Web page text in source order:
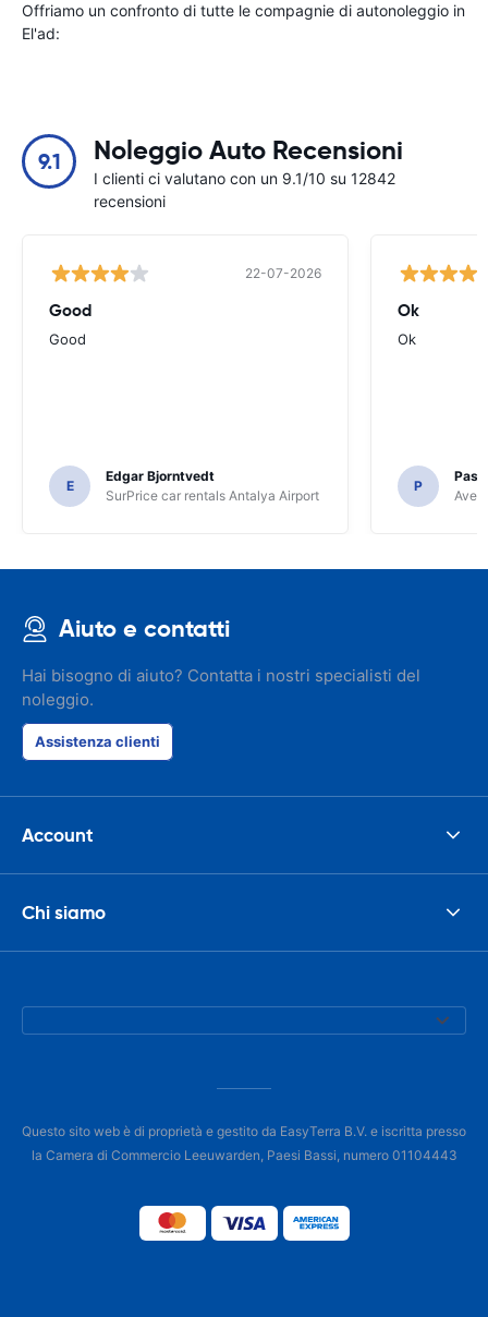
Offriamo un confronto di tutte le compagnie di autonoleggio in
El'ad:
9.1 Noleggio Auto Recensioni
I clienti ci valutano con un 9.1/10 su 12842
recensioni
22-07-2026
Good
Good
E
Edgar Bjorntvedt
SurPrice car rentals Antalya Airport
Ok
Ok
P
Avec
Aiuto e contatti
Hai bisogno di aiuto? Contatta i nostri specialisti del
noleggio.
Assistenza clienti
Account
Chi siamo
Questo sito web è di proprietà e gestito da EasyTerra B.V. e iscritta presso
la Camera di Commercio Leeuwarden, Paesi Bassi, numero 01104443